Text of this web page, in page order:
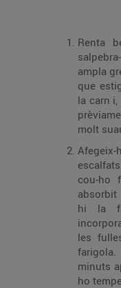
Renta
salpebra-la i
ampla
que estigui lleugerament daurada. Retira
la carn i, al
molt
escalfats.
cou-ho
absorbit i la salsa quedi
hi la
les fulles de
minuts aproximadament. Retira-ho, deixa-
ho